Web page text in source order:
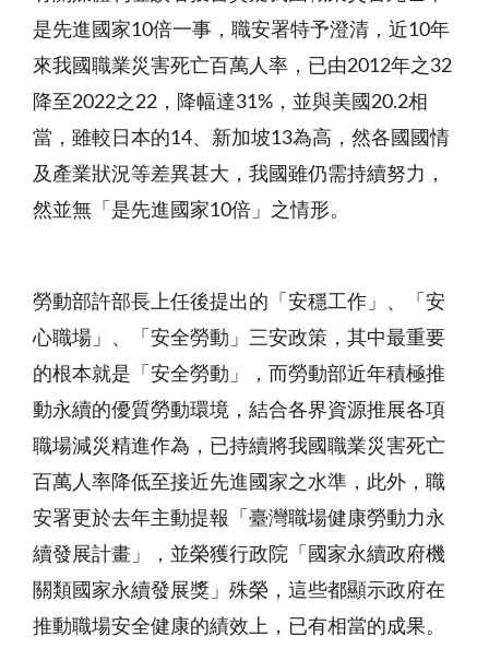
是先進國家10倍一事，職安署特予澄清，近10年
來我國職業災害死亡百萬人率，已由2012年之32
降至2022之22，降幅達31%，並與美國20.2相
當，雖較日本的14、新加坡13為高，然各國國情
及產業狀況等差異甚大，我國雖仍需持續努力，
然並無「是先進國家10倍」之情形。
勞動部許部長上任後提出的「安穩工作」、「安
心職場」、「安全勞動」三安政策，其中最重要
的根本就是「安全勞動」，而勞動部近年積極推
動永續的優質勞動環境，結合各界資源推展各項
職場減災精進作為，已持續將我國職業災害死亡
百萬人率降低至接近先進國家之水準，此外，職
安署更於去年主動提報「臺灣職場健康勞動力永
續發展計畫」，並榮獲行政院「國家永續政府機
關類國家永續發展獎」殊榮，這些都顯示政府在
推動職場安全健康的績效上，已有相當的成果。